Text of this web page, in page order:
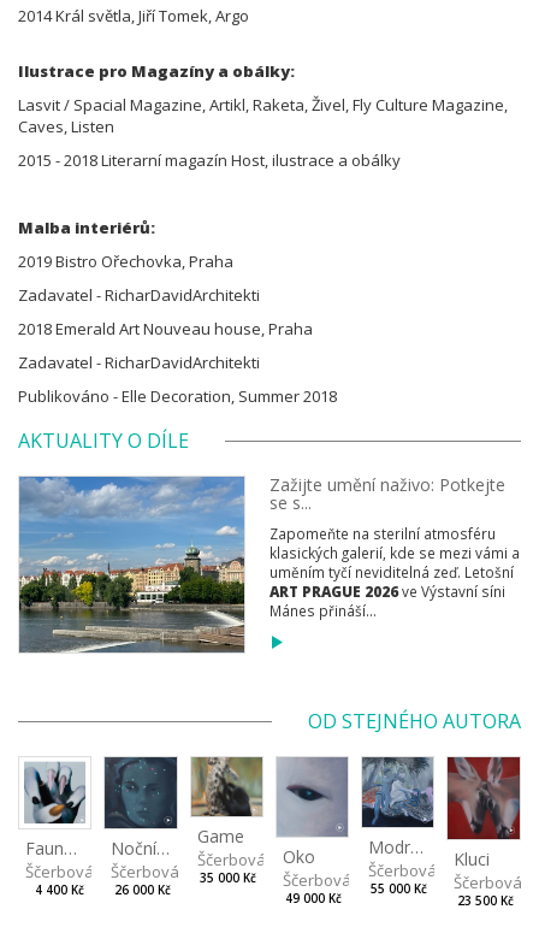
2014 Král světla, Jiří Tomek, Argo
Ilustrace pro Magazíny a obálky:
Lasvit / Spacial Magazine, Artikl, Raketa, Živel, Fly Culture Magazine,
Caves, Listen
2015 - 2018 Literarní magazín Host, ilustrace a obálky
Malba interiérů:
2019 Bistro Ořechovka, Praha
Zadavatel - RicharDavidArchitekti
2018 Emerald Art Nouveau house, Praha
Zadavatel - RicharDavidArchitekti
Publikováno - Elle Decoration, Summer 2018
AKTUALITY O DÍLE
Zažijte umění naživo: Potkejte
se s...
Zapomeňte na sterilní atmosféru
klasických galerií, kde se mezi vámi a
uměním tyčí neviditelná zeď. Letošní
ART PRAGUE 2026ve Výstavní síni
Mánes přináší...
OD STEJNÉHO AUTORA
Faunova tlapka
Ščerbová Tereza
4 400 Kč
Noční světla
Ščerbová Tereza
26 000 Kč
Game
Ščerbová Tereza
35 000 Kč
Oko
Ščerbová Tereza
49 000 Kč
Modrý had
Ščerbová Tereza
55 000 Kč
Kluci
Ščerbová
23 500 Kč